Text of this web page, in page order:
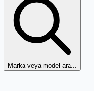
Marka veya model ara...